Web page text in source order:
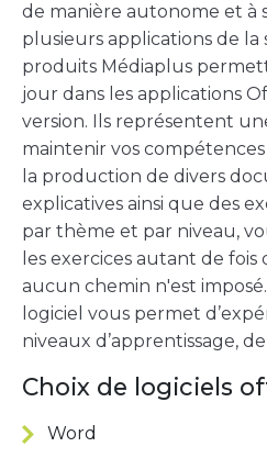
de manière autonome et à
plusieurs applications de la
produits Médiaplus
jour dans les applications
version. Ils représentent
maintenir vos
la production de divers
explicatives ainsi que des
par thème et par niveau,
les exercices autant de fois
aucun chemin n'est
logiciel vous permet
niveaux d’apprentissage,
Choix de logiciels
Word